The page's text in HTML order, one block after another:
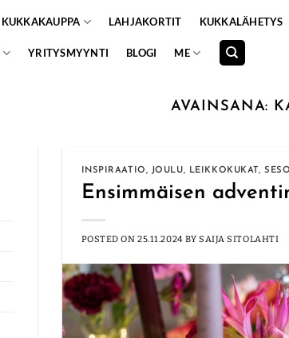
KUKKAKAUPPA LAHJAKORTIT KUKKALÄHETYS
YRITYSMYYNTI BLOGI ME
AVAINSANA:
INSPIRAATIO, JOULU, LEIKKOKUKAT ,
Ensimmäisen
POSTED ON25.11.2024 BY SAIJA SITOLAHTI